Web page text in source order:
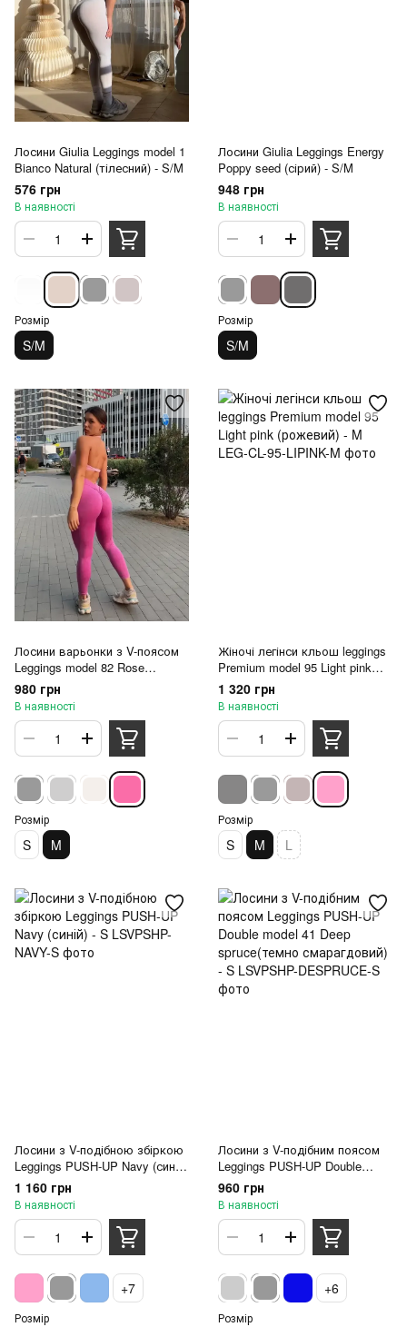
Лосини Giulia Leggings model 1
Bianco Natural (тілесний) - S/M
576 грн
В наявності
Розмір
S/M
Лосини Giulia Leggings Energy
Poppy seed (сірий) - S/M
948 грн
В наявності
Розмір
S/M
Лосини варьонки з V-поясом
Leggings model 82 Rose
(рожевий) - M
980 грн
В наявності
Розмір
S M
Жіночі легінси кльош leggings
Premium model 95 Light pink
(рожевий) - M
1 320 грн
В наявності
Розмір
S M L
Лосини з V-подібною збіркою
Leggings PUSH-UP Navy (синій)
- S
1 160 грн
В наявності
+7
Розмір
Лосини з V-подібним поясом
Leggings PUSH-UP Double
model 41 Deep spruce(темно
смарагдовий) - S
960 грн
В наявності
+6
Розмір